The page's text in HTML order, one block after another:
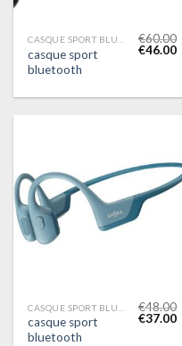
casque sport
bluetooth
€60.00
€46.00
casque sport
bluetooth
€48.00
€37.00